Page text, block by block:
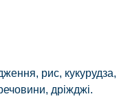
рис,
дріжджі.